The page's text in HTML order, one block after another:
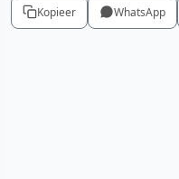
Kopieer WhatsApp